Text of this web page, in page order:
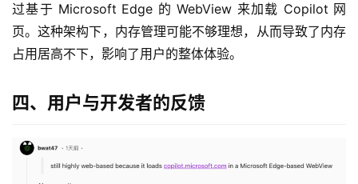
产
品
目
业
资
过基于 Microsoft Edge 的 WebView 来加载 Copilot 网
页。这种架构下，内存管理可能不够理想，从而导致了内存
占用居高不下，影响了用户的整体体验。
四、用户与开发者的反馈